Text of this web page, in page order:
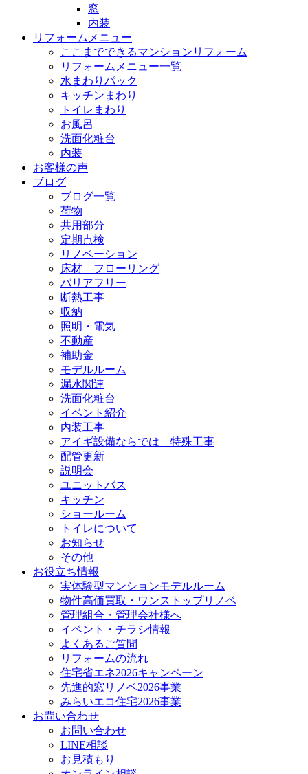
窓
内装
リフォームメニュー
ここまでできるマンションリフォーム
リフォームメニュー一覧
水まわりパック
キッチンまわり
トイレまわり
お風呂
洗面化粧台
内装
お客様の声
ブログ
ブログ一覧
荷物
共用部分
定期点検
リノベーション
床材 フローリング
バリアフリー
断熱工事
収納
照明・電気
不動産
補助金
モデルルーム
漏水関連
洗面化粧台
イベント紹介
内装工事
アイギ設備ならでは 特殊工事
配管更新
説明会
ユニットバス
キッチン
ショールーム
トイレについて
お知らせ
その他
お役立ち情報
実体験型マンションモデルルーム
物件高価買取・ワンストップリノベ
管理組合・管理会社様へ
イベント・チラシ情報
よくあるご質問
リフォームの流れ
住宅省エネ2026キャンペーン
先進的窓リノベ2026事業
みらいエコ住宅2026事業
お問い合わせ
お問い合わせ
LINE相談
お見積もり